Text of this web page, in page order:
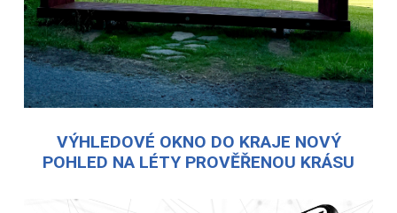
VÝHLEDOVÉ OKNO DO KRAJE NOVÝ
POHLED NA LÉTY PROVĚŘENOU KRÁSU